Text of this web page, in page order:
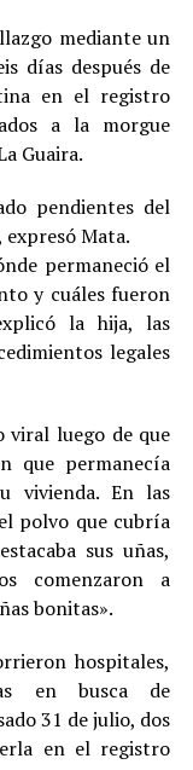
mediante un
días después de
en el registro
a la morgue
Guaira.
pendientes del
expresó Mata.
permaneció el
y cuáles fueron
la hija, las
legales
viral luego de que
que permanecía
vivienda. En las
polvo que cubría
sus uñas,
comenzaron a
bonitas».
hospitales,
en busca de
31 de julio, dos
en el registro